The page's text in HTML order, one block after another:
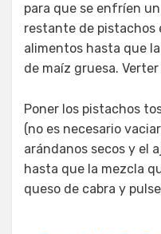
para que se enfríen
restante de pistachos
alimentos hasta que
de maíz gruesa.
Poner los pistachos
(no es necesario
arándanos secos y el
hasta que la mezcla
queso de cabra y